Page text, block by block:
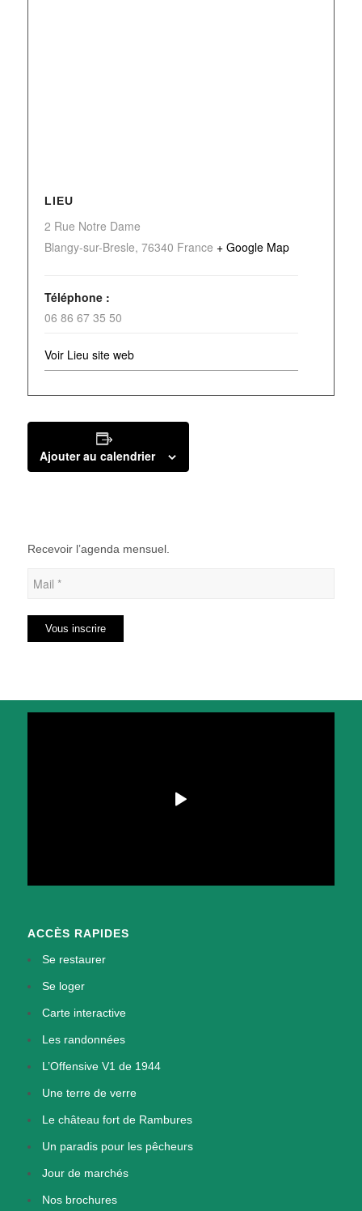
LIEU
2 Rue Notre Dame
Blangy-sur-Bresle, 76340 France + Google Map
Téléphone :
06 86 67 35 50
Voir Lieu site web
Ajouter au calendrier
Recevoir l’agenda mensuel.
ACCÈS RAPIDES
Se restaurer
Se loger
Carte interactive
Les randonnées
L’Offensive V1 de 1944
Une terre de verre
Le château fort de Rambures
Un paradis pour les pêcheurs
Jour de marchés
Nos brochures